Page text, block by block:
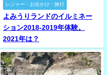
レジャー・お出かけ・旅行
よみうりランドのイルミネー
ション2018-2019年体験。
2021年は？